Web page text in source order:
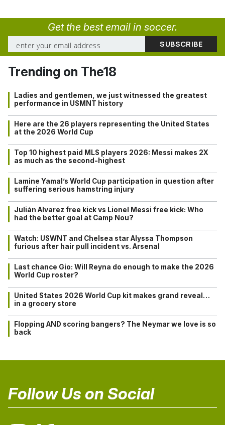
Get the best email in soccer.
Trending on The18
Ladies and gentlemen, we just witnessed the greatest
performance in USMNT history
Here are the 26 players representing the United States
at the 2026 World Cup
Top 10 highest paid MLS players 2026: Messi makes 2X
as much as the second-highest
Lamine Yamal’s World Cup participation in question after
suffering serious hamstring injury
Julián Alvarez free kick vs Lionel Messi free kick: Who
had the better goal at Camp Nou?
Watch: USWNT and Chelsea star Alyssa Thompson
furious after hair pull incident vs. Arsenal
Last chance Gio: Will Reyna do enough to make the 2026
World Cup roster?
United States 2026 World Cup kit makes grand reveal…
in a grocery store
Flopping AND scoring bangers? The Neymar we love is so
back
Follow Us on Social